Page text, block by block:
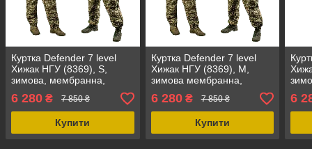
Куртка Defender 7 level
Хижак НГУ (8369), S,
зимова, мембранна,
військова форма,
водонепроникна,
анатомічний дизайн
6 280 ₴ 7 850 ₴
Купити
Куртка Defender 7 level
Хижак НГУ (8369), M,
зимова мембранна,
водонепроникна,
утеплена, вітростійка,
армійська
6 280₴ 7 850 ₴
Купити
6